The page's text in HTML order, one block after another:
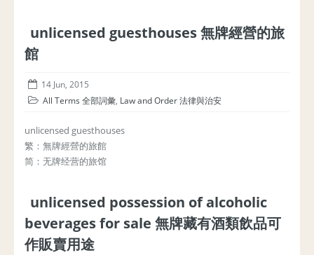
unlicensed guesthouses 無牌經營的旅
館
14 Jun, 2015
All Terms 全部詞彙, Law and Order 法律與治安
unlicensed guesthouses
繁：無牌經營的旅館
简：无牌经营的旅馆
unlicensed possession of alcoholic
beverages for sale 無牌藏有酒類飲品可
作販賣用途